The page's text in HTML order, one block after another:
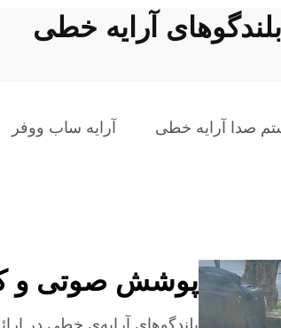
آرایه خطی
صدا آرایه خطی آرایه ساب ووفر
پوشش صوتی و